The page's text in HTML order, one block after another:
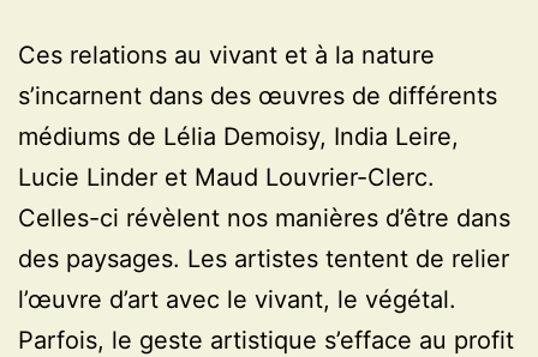
Ces relations au vivant et à la nature
s’incarnent dans des œuvres de différents
médiums de Lélia Demoisy, India Leire,
Lucie Linder et Maud Louvrier-Clerc.
Celles-ci révèlent nos manières d’être dans
des paysages. Les artistes tentent de relier
l’œuvre d’art avec le vivant, le végétal.
Parfois, le geste artistique s’efface au profit